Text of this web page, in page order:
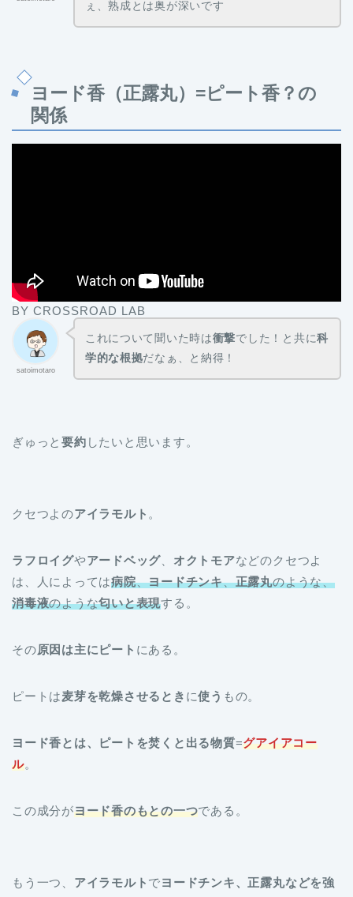
ぇ、熟成とは奥が深いです
ヨード香（正露丸）=ピート香？の
関係
BY CROSSROAD LAB
satoimotaro
これについて聞いた時は衝撃でした！と共に科
学的な根拠だなぁ、と納得！
ぎゅっと要約 したいと思います。
クセつよのアイラモルト 。
ラフロイグやアードベッグ オクトモアなどのクセつよ
は、人によっては病院、ヨードチンキ、正露丸のような、
消毒液のような匂いと表現する。
その原因は主にピート にある。
ピートは麦芽を乾燥させるとき に使う もの。
ヨード香とは、ピートを焚くと出る物質=グアイアコー
ル。
この成分がヨード香のもとの一つである。
もう一つ、 アイラモルト でヨードチンキ、正露丸などを強